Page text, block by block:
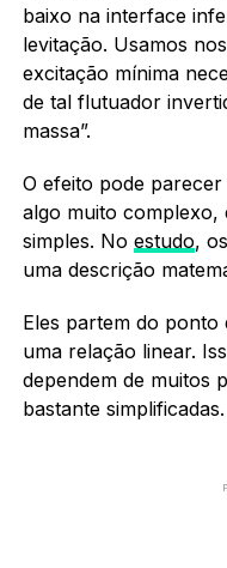
baixo na interface
levitação. Usamos
excitação mínima
de tal flutuador
massa”.
O efeito pode
algo muito complexo,
simples. No estudo,
uma descrição
Eles partem do ponto
uma relação linear.
dependem de muitos
bastante simplificadas.